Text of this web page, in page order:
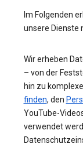
Im Folgenden
unsere Dienste
Wir erheben
– von der
hin zu
finden, den
YouTube-
verwendet